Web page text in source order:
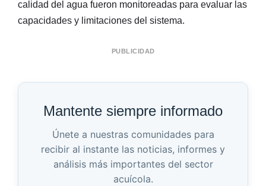
calidad del agua fueron monitoreadas para evaluar las
capacidades y limitaciones del sistema.
PUBLICIDAD
Mantente siempre informado
Únete a nuestras comunidades para
recibir al instante las noticias, informes y
análisis más importantes del sector
acuícola.